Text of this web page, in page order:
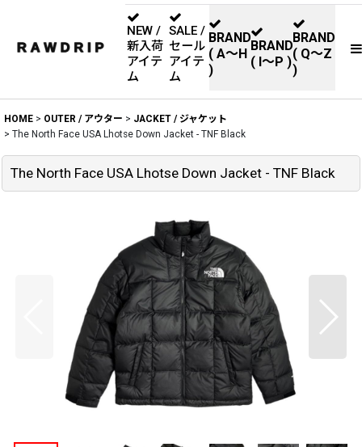
NEW /
新入荷
アイテ
ム
SALE /
セール
アイテ
ム
BRAND
( A〜H
)
BRAND
( I〜P )
BRAND
( Q〜Z
)
HOME > OUTER / アウター > JACKET / ジャケット
> The North Face USA Lhotse Down Jacket - TNF Black
The North Face USA Lhotse Down Jacket - TNF Black